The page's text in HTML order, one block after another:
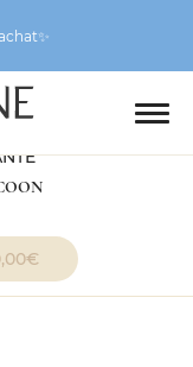
le panier
panier.
€